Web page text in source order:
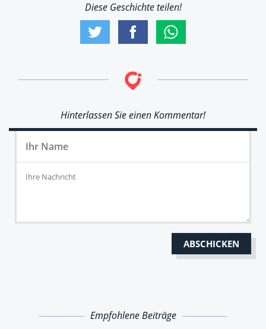
Diese Geschichte teilen!
Hinterlassen Sie einen Kommentar!
Empfohlene Beiträge